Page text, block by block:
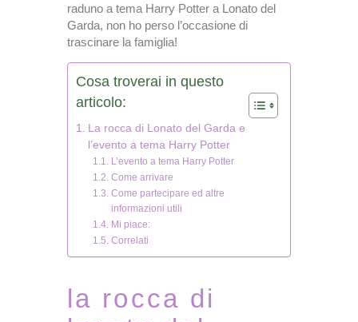
raduno a tema Harry Potter a Lonato del
Garda, non ho perso l’occasione di
trascinare la famiglia!
Cosa troverai in questo
articolo:
La rocca di Lonato del Garda e
l’evento a tema Harry Potter
L’evento a tema Harry Potter
Come arrivare
Come partecipare ed altre
informazioni utili
Mi piace:
Correlati
la rocca di